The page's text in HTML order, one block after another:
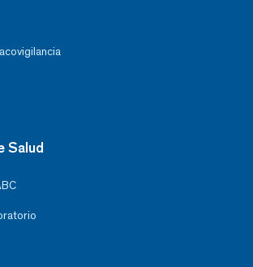
Salud